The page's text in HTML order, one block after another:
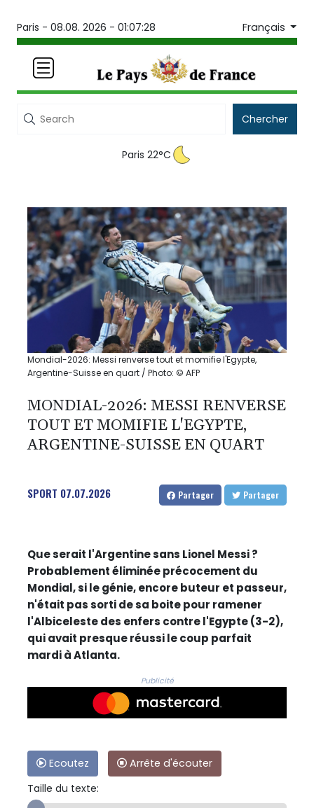
Paris - 08.08. 2026 - 01:07:28 Français
Chercher
Paris 22°C
Mondial-2026: Messi renverse tout et momifie l'Egypte,
Argentine-Suisse en quart / Photo: © AFP
MONDIAL-2026: MESSI RENVERSE
TOUT ET MOMIFIE L'EGYPTE,
ARGENTINE-SUISSE EN QUART
SPORT 07.07.2026 Partager Partager
Que serait l'Argentine sans Lionel Messi ?
Probablement éliminée précocement du
Mondial, si le génie, encore buteur et passeur,
n'était pas sorti de sa boite pour ramener
l'Albiceleste des enfers contre l'Egypte (3-2),
qui avait presque réussi le coup parfait
mardi à Atlanta.
Publicité
Ecoutez
Arrête d'écouter
Taille du texte: